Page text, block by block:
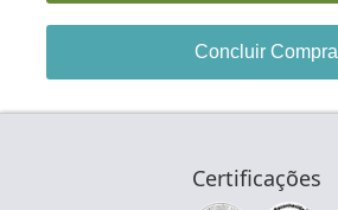
Concluir Compra
Certificações